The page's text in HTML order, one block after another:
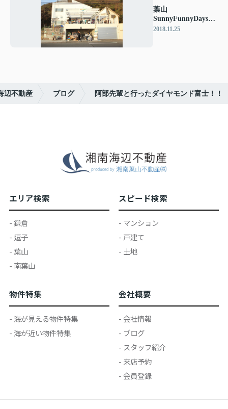
葉山
SunnyFunnyDaysの
イベントにお邪魔し
2018.11.25
辺不動産 ブログ 阿部先輩と行ったダイヤモンド富士！！
エリア検索
- 鎌倉
- 逗子
- 葉山
- 南葉山
スピード検索
- マンション
- 戸建て
- 土地
物件特集
- 海が見える物件特集
- 海が近い物件特集
会社概要
- 会社情報
- ブログ
- スタッフ紹介
- 来店予約
- 会員登録